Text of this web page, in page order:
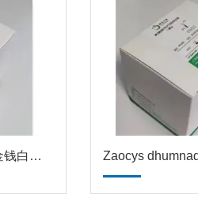
Bungarus multicinctus金钱白花蛇PCR试剂盒